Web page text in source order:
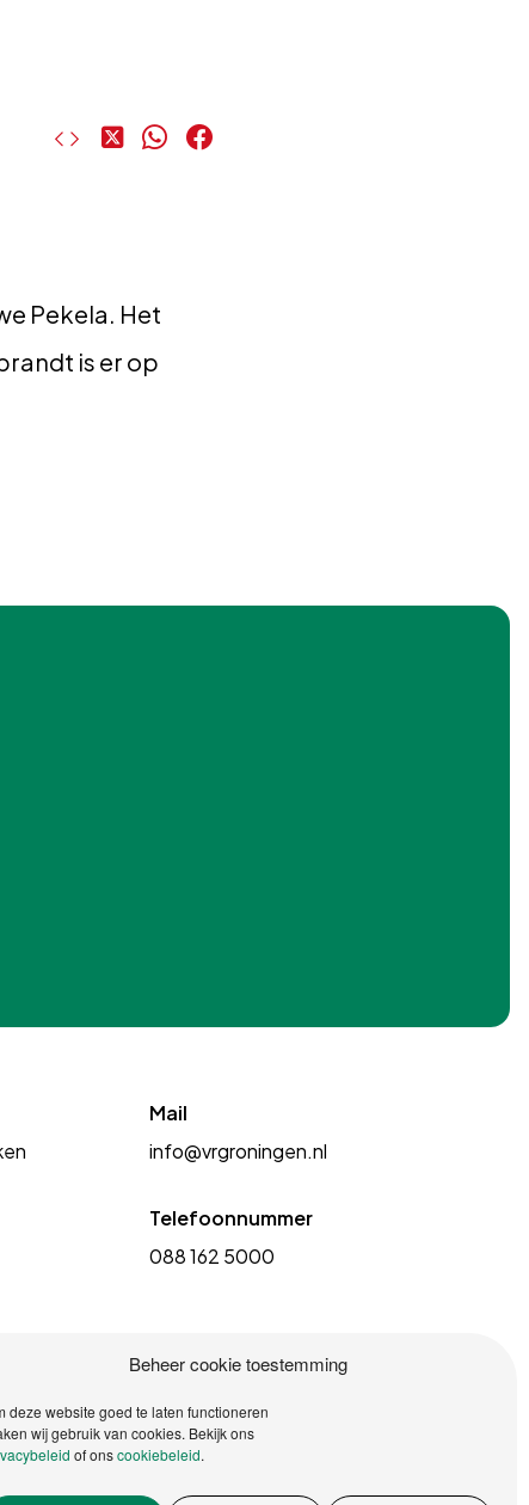
Beheer cookie toestemming
deze website goed te laten functioneren
wij gebruik van cookies. Bekijk ons
of onscookiebeleid.
DeelDeelDeel
Pekela. Het
is er op
Mail
info@vrgroningen.nl
Telefoonnummer
088 162 5000